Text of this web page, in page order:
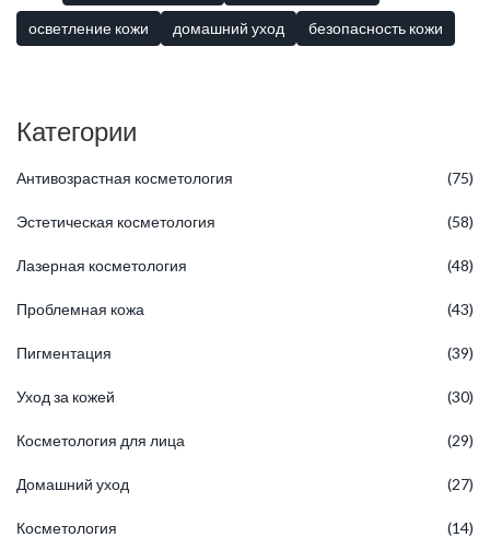
осветление кожи домашний уход безопасность кожи
Категории
Антивозрастная косметология (75)
Эстетическая косметология (58)
Лазерная косметология (48)
Проблемная кожа (43)
Пигментация (39)
Уход за кожей (30)
Косметология для лица (29)
Домашний уход (27)
Косметология (14)